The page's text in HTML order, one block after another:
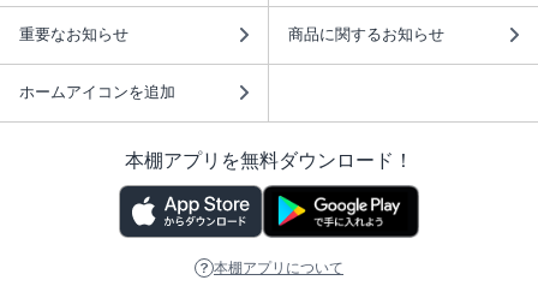
重要なお知らせ 商品に関するお知らせ
ホームアイコンを追加
本棚アプリを無料ダウンロード！
本棚アプリについて